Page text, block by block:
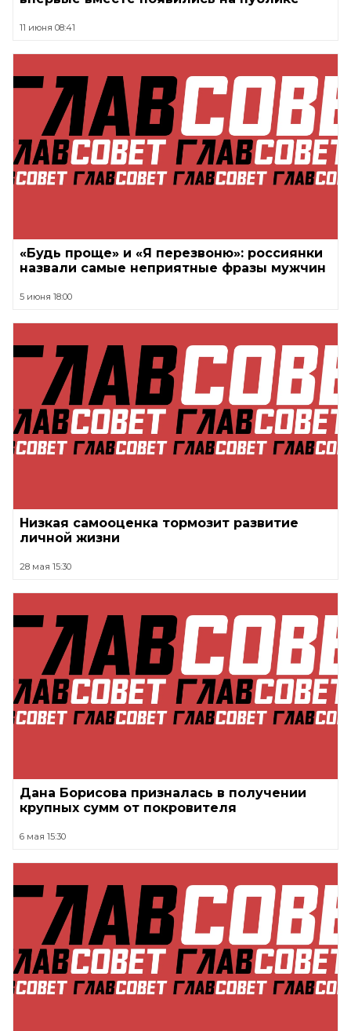
11 июня 08:41
«Будь проще» и «Я перезвоню»: россиянки
назвали самые неприятные фразы мужчин
5 июня 18:00
Низкая самооценка тормозит развитие
личной жизни
28 мая 15:30
Дана Борисова призналась в получении
крупных сумм от покровителя
6 мая 15:30